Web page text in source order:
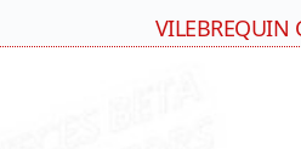
VILEBREQUIN